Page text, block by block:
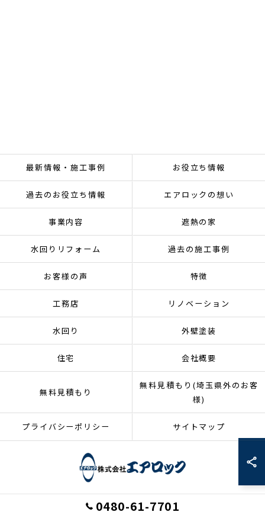
0480-61-7701
最新情報・施工事例 お役立ち情報
過去のお役立ち情報 エアロックの想い
事業内容 遮熱の家
水回りリフォーム 過去の施工事例
お客様の声 特徴
工務店 リノベーション
水回り 外壁塗装
住宅 会社概要
無料見積もり
無料見積もり(埼玉県外のお客
様)
プライバシーポリシー サイトマップ
© 2026 埼玉県加須市のリフォームなら株式会社エアロック ALL RIGHTS